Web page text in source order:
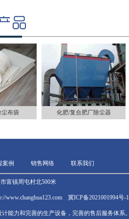
尘布袋 化肥/复合肥厂除尘器
案例 销售网络 联系我们
富镇周屯村北500米
www.changhua123.com 冀ICP备2021001994号-1
能力和完善的生产设备，完善的售后服务体系。